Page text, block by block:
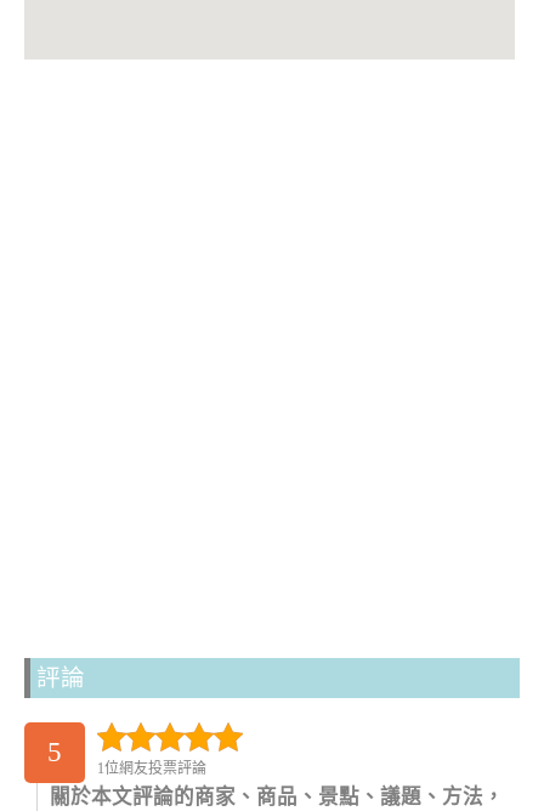
評論
5
1位網友投票評論
關於本文評論的商家、商品、景點、議題、方法，